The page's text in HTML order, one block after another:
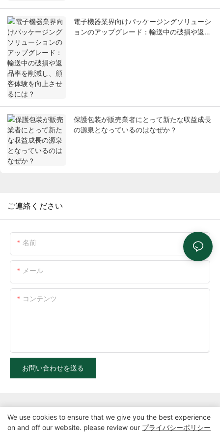
電子機器業界向けパッケージングソリューシ
ョンのアップグレード：輸送中の破損や返品
保護包装が販売業者にとって新たな収益成長
の源泉となっているのはなぜか？
ご連絡ください
名前
メール
コンテンツ
お問い合わせを送る
We use cookies to ensure that we give you the best experience
on and off our website. please review our プライバシーポリシー